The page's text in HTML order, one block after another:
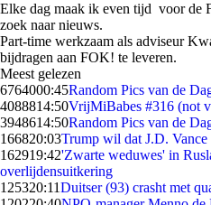
Elke dag maak ik even tijd voor de
zoek naar nieuws.
Part-time werkzaam als adviseur
bijdragen aan FOK! te leveren.
Meest gelezen
6764000:45Random Pics van de
4088814:50VrijMiBabes #316 (not
3948614:50Random Pics van de
166820:03Trump wil dat J.D.
162919:42'Zwarte weduwes' in
overlijdensuitkering
125320:11Duitser (93) crasht met